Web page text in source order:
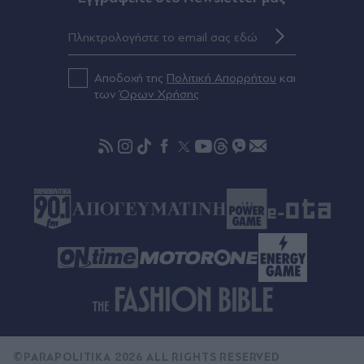
Άντι Μπέρναμ: Η συγκινητική εξομολόγησή του
"Θα ήταν περήφανος" (Βίντεο)
10 ξεχασμένα βιβλία fantasy που παραμένουν
εξαιρετικά ακόμα και σήμερα
Αποδοχή της Πολιτική Απορρήτου και
τωνΌρων Χρήσης
©PARAPOLITIKA 2026 ALL RIGHTS RESERVED